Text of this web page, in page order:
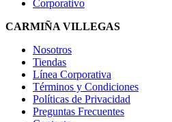
Corporativo
CARMIÑA VILLEGAS
Nosotros
Tiendas
Línea Corporativa
Términos y Condiciones
Políticas de Privacidad
Preguntas Frecuentes